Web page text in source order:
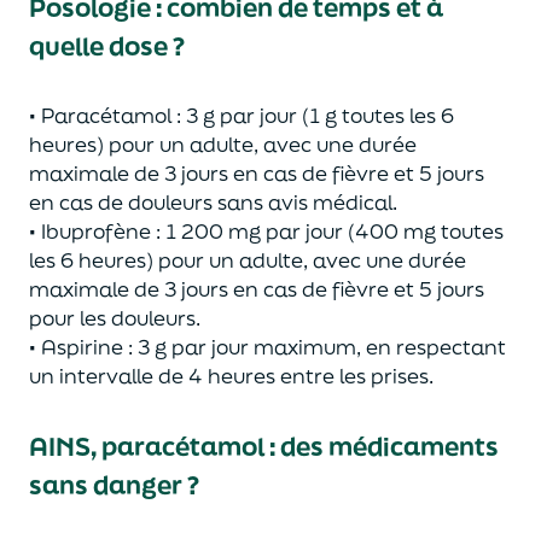
Posologie : combien de temps et à
quelle dose ?
• Paracétamol: 3 g par jour (1 g toutes les 6
heures) pour un adulte, avec une durée
maximale de 3 jours en cas de fièvre et 5 jours
en cas de douleurs sans avis médical.
• Ibuprofène : 1 200 mg par jour (400 mg toutes
les 6 heures) pour un adulte, avec une durée
maximale de 3 jours en cas de fièvre et 5 jours
pour les douleurs.
• Aspirine : 3 g par jour maximum, en respectant
un intervalle de 4 heures entre les prises.
AINS, paracétamol : des médicaments
sans danger ?